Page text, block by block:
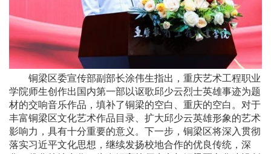
铜梁区委宣传部副部长涂伟生指出，重庆艺术工程职业
学院师生创作出国内第一部以讴歌邱少云烈士英雄事迹为题
材的交响音乐作品，填补了铜梁的空白、重庆的空白。对于
丰富铜梁区文化艺术作品目录、扩大邱少云英雄形象的艺术
影响力，具有十分重要的意义。下一步，铜梁区将深入贯彻
落实习近平文化思想，继续发扬校地合作的优良传统，深